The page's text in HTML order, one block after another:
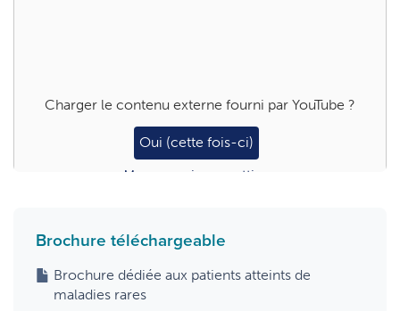
Charger le contenu externe fourni par YouTube ?
Oui (cette fois-ci)
Manage privacy settings
Brochure téléchargeable
Brochure dédiée aux patients atteints de
maladies rares